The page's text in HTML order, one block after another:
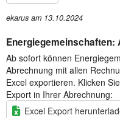
ekarus am 13.10.2024
Energiegemeinschaften:
Ab sofort können
Abrechnung mit allen
Excel exportieren. Klicken
Export in Ihrer Abrechnung:
Excel Export